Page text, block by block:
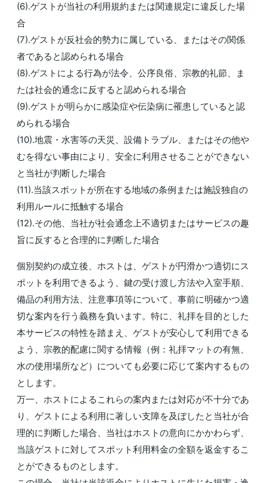
(6).ゲストが当社の利用規約または関連規定に違反した場
合
(7).ゲストが反社会的勢力に属している、またはその関係
者であると認められる場合
(8).ゲストによる行為が法令、公序良俗、宗教的礼節、ま
たは社会的通念に反すると認められる場合
(9).ゲストが明らかに感染症や伝染病に罹患していると認
められる場合
(10).地震・水害等の天災、設備トラブル、またはその他や
むを得ない事由により、安全に利用させることができない
と当社が判断した場合
(11).当該スポットが所在する地域の条例または施設独自の
利用ルールに抵触する場合
(12).その他、当社が社会通念上不適切またはサービスの趣
旨に反すると合理的に判断した場合
個別契約の成立後、ホストは、ゲストが円滑かつ適切にス
ポットを利用できるよう、鍵の受け渡し方法や入室手順、
備品の利用方法、注意事項等について、事前に明確かつ適
切な案内を行う義務を負います。特に、礼拝を目的とした
本サービスの特性を踏まえ、ゲストが安心して利用できる
よう、宗教的配慮に関する情報（例：礼拝マットの有無、
水の使用場所など）についても必要に応じて案内するもの
とします。
万一、ホストによるこれらの案内または対応が不十分であ
り、ゲストによる利用に著しい支障を及ぼしたと当社が合
理的に判断した場合、当社はホストの意向にかかわらず、
当該ゲストに対してスポット利用料金の全額を返金するこ
とができるものとします。